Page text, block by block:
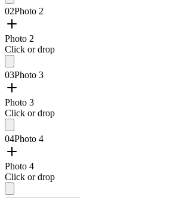
02Photo 2
Photo 2
Click or drop
03Photo 3
Photo 3
Click or drop
04Photo 4
Photo 4
Click or drop